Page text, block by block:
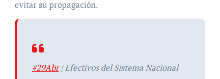
evitar su propagación.
#29Abr| Efectivos del Sistema Nacional